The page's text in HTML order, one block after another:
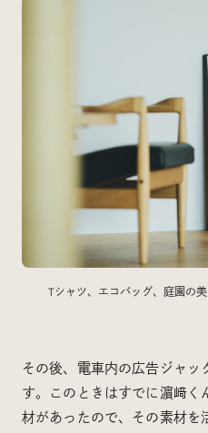
Tシャツ、エコバッグ、庭園の
その後、電車内の広告ジャ
す。このときはすでに濵﨑く
材があったので、その素材を